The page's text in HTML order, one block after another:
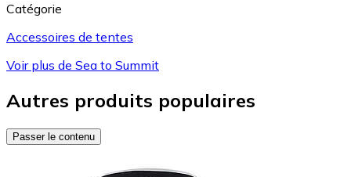
Catégorie
Accessoires de tentes
Voir plus de Sea to Summit
Autres produits populaires
Passer le contenu